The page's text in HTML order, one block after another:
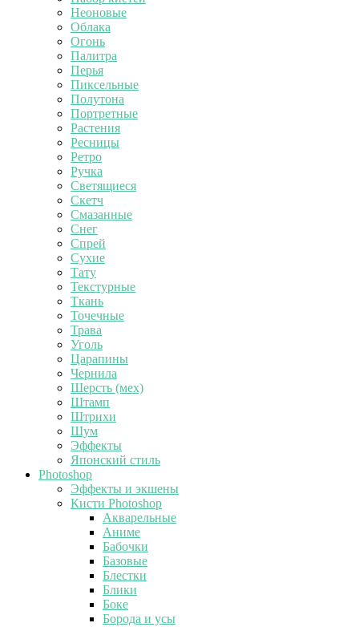
Неоновые
Облака
Огонь
Палитра
Перья
Пиксельные
Полутона
Портретные
Растения
Ресницы
Ретро
Ручка
Светящиеся
Скетч
Смазанные
Снег
Спрей
Сухие
Тату
Текстурные
Ткань
Точечные
Трава
Уголь
Царапины
Чернила
Шерсть (мех)
Штамп
Штрихи
Шум
Эффекты
Японский стиль
Photoshop
Эффекты и экшены
Кисти Photoshop
Акварельные
Аниме
Бабочки
Базовые
Блестки
Блики
Боке
Борода и усы